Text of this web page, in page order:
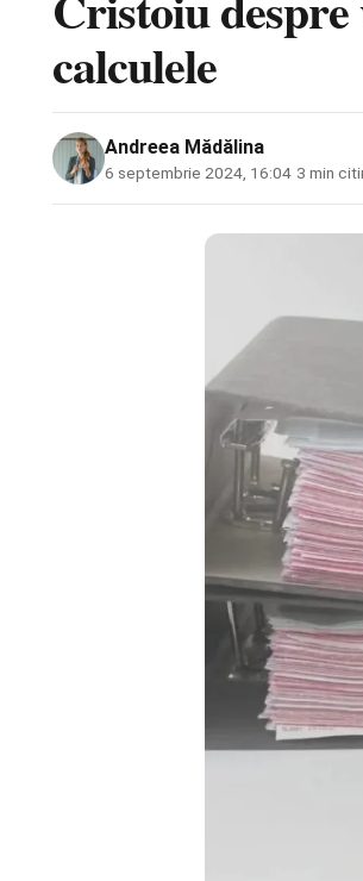
calculele
Andreea Mădălina
6 septembrie 2024, 16:04 3 min